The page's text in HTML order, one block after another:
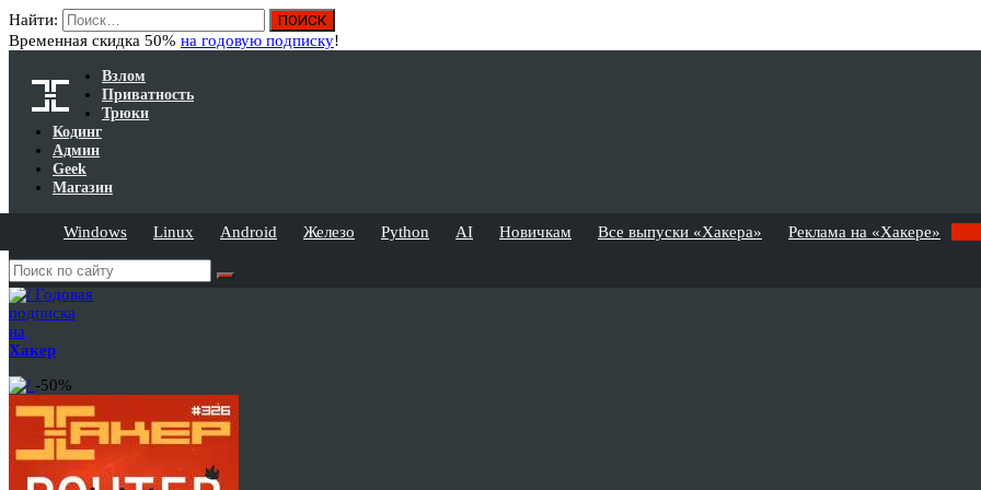
Найти:
Временная скидка 50% на годовую подписку!
Взлом
Приватность
Трюки
Кодинг
Админ
Geek
Магазин
Windows Linux Android Железо Python AI Новичкам Все выпуски «Хакера» Реклама на «Хакере»
Годовая
подписка
на
Хакер
-50%